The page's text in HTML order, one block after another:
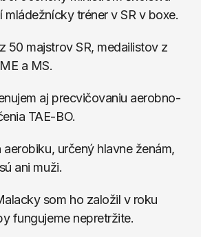
mládežnícky tréner v SR v boxe.
50 majstrov SR, medailistov z
a MS.
aj precvičovaniu aerobno-
TAE-BO.
určený hlavne ženám,
ani muži.
som ho založil v roku
fungujeme nepretržite.